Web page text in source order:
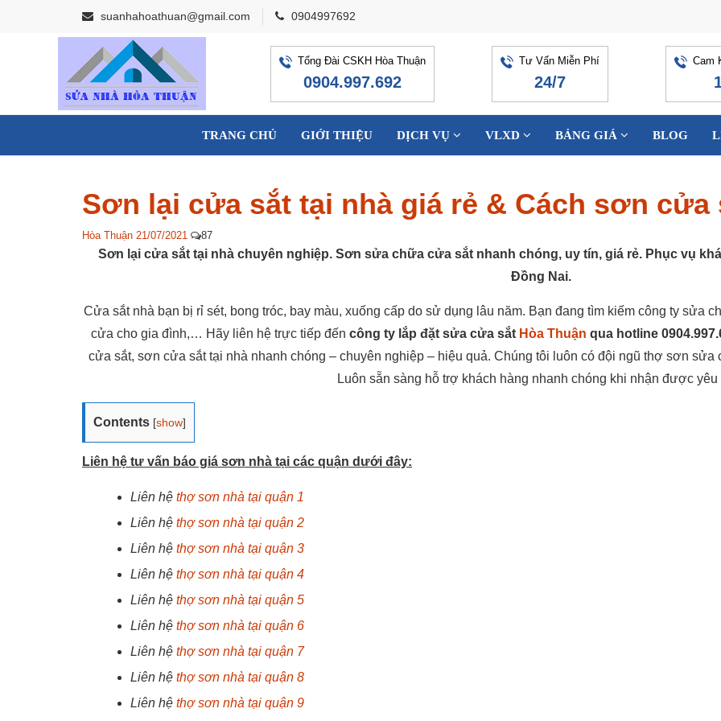
suanhahoathuan@gmail.com 0904997692
Tổng Đài CSKH Hòa Thuận
0904.997.692
Tư Vấn Miễn Phí
24/7
Cam
TRANG CHỦ GIỚI THIỆU DỊCH VỤ VLXD BẢNG GIÁ BLOG
Sơn lại cửa sắt tại nhà giá rẻ & Cách sơn cửa
Hòa Thuận 21/07/2021 87
Sơn lại cửa sắt tại nhà chuyên nghiệp. Sơn sửa chữa cửa sắt nhanh chóng, uy tín, giá rẻ. Phục vụ
Đồng Nai.
Cửa sắt nhà bạn bị rỉ sét, bong tróc, bay màu, xuống cấp do sử dụng lâu năm. Bạn đang tìm kiếm công ty sửa
cửa cho gia đình,… Hãy liên hệ trực tiếp đến công ty lắp đặt sửa cửa sắt Hòa Thuận qua hotline
cửa sắt, sơn cửa sắt tại nhà nhanh chóng – chuyên nghiệp – hiệu quả. Chúng tôi luôn có đội ngũ thợ sơn
Luôn sẵn sàng hỗ trợ khách hàng nhanh chóng khi nhận được yêu
Contents [show]
Liên hệ tư vấn báo giá sơn nhà tại các quận dưới đây:
Liên hệ thợ sơn nhà tại quận 1
Liên hệ thợ sơn nhà tại quận 2
Liên hệ thợ sơn nhà tại quận 3
Liên hệ thợ sơn nhà tại quận 4
Liên hệ thợ sơn nhà tại quận 5
Liên hệ thợ sơn nhà tại quận 6
Liên hệ thợ sơn nhà tại quận 7
Liên hệ thợ sơn nhà tại quận 8
Liên hệ thợ sơn nhà tại quận 9